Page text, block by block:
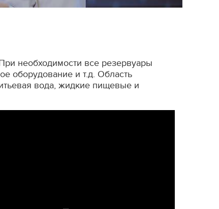
необходимости все резервуары
оборудование и т.д. Область
вода, жидкие пищевые и